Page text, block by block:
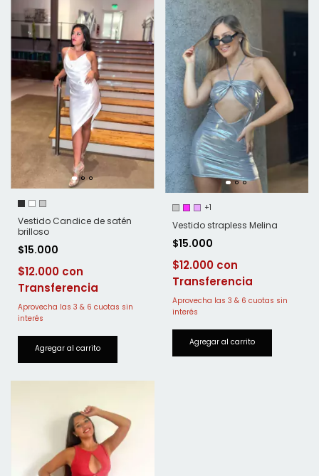
Vestido Candice de satén
brilloso
$15.000
$12.000
+1
Vestido strapless Melina
$15.000
$12.000